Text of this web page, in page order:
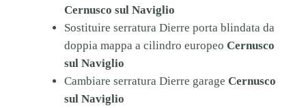
Cernusco sul Naviglio
Sostituire serratura Dierre porta blindata da
doppia mappa a cilindro europeo Cernusco
sul Naviglio
Cambiare serratura Dierre garage Cernusco
sul Naviglio